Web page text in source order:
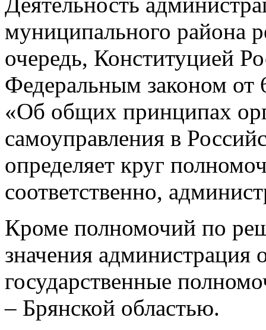
муниципального района
очередь, Конституцией
Федеральным законом
«Об общих принципах
самоуправления в
определяет круг
соответственно,
Кроме полномочий по
значения администрация
государственные
– Брянской областью.